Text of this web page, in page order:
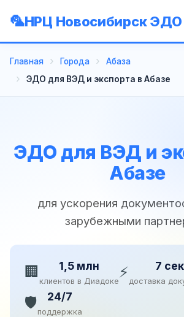
НРЦ Новосибирск ЭДО
Главная Города
Абаза
ЭДО для ВЭД и экспорта в Абазе
ЭДО для ВЭД и
Абазе
для ускорения
зарубежными
🏢 1,5 млн
клиентов в Диадоке⚡ 7 сек
доставка
🛡️ 24/7
поддержка